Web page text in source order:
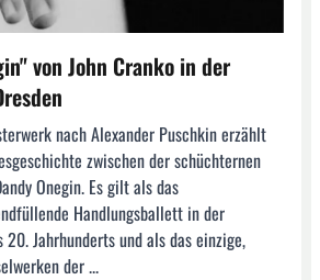
von John Cranko in der
nach Alexander Puschkin erzählt
zwischen der schüchternen
Onegin. Es gilt als das
Handlungsballett in der
Jahrhunderts und als das einzige,
der ...